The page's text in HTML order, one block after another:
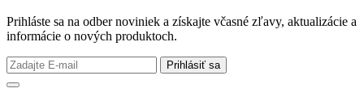
Prihláste sa na odber noviniek a získajte včasné zľavy, aktualizácie a
informácie o nových produktoch.
Prihlásiť sa